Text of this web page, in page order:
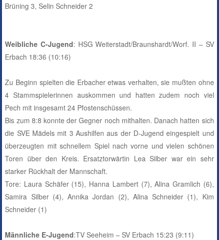
Brüning 3, Selin Schneider 2
Weibliche C-Jugend: HSG Weiterstadt/Braunshardt/Worf. II – SV
Erbach 18:36 (10:16)
Zu Beginn spielten die Erbacher etwas verhalten, sie mußten ohne
4 Stammspielerinnen auskommen und hatten zudem noch viel
Pech mit insgesamt 24 Pfostenschüssen.
Bis zum 8:8 konnte der Gegner noch mithalten. Danach hatten sich
die SVE Mädels mit 3 Aushilfen aus der D-Jugend eingespielt und
überzeugten mit schnellem Spiel nach vorne und vielen schönen
Toren über den Kreis. Ersatztorwärtin Lea Silber war ein sehr
starker Rückhalt der Mannschaft.
Tore: Laura Schäfer (15), Hanna Lambert (7), Alina Gramlich (6),
Samira Silber (4), Annika Jordan (2), Alina Schneider (1), Kim
Schneider (1)
Männliche E-Jugend:TV Seeheim – SV Erbach 15:23 (9:11)